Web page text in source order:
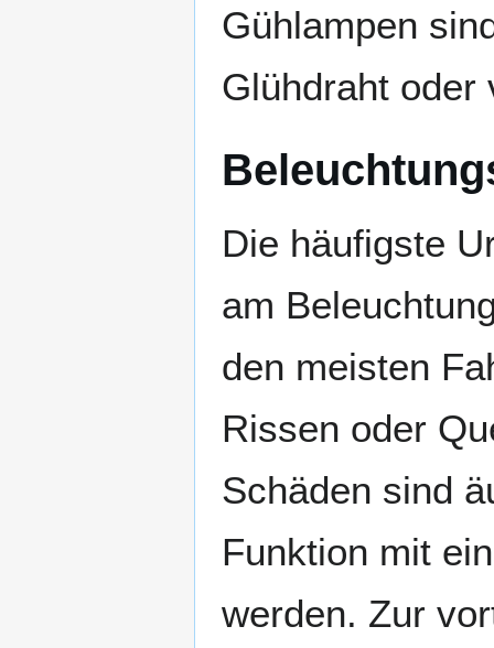
Gühlampen
Glühdraht oder
Die häufigste
am
den meisten
Rissen oder
Schäden sind
Funktion mit
werden. Zur